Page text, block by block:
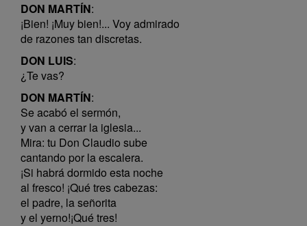
DON MARTÍN:
¡Bien! ¡Muy bien!... Voy admirado
de razones tan discretas.
DON LUIS:
¿Te vas?
DON MARTÍN:
Se acabó el sermón,
y van a cerrar la iglesia...
Mira: tu Don Claudio sube
cantando por la escalera.
¡Si habrá dormido esta noche
al fresco! ¡Qué tres cabezas:
el padre, la señorita
y el yerno!¡Qué tres!